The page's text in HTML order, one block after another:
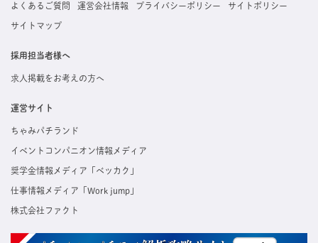
よくあるご質問 運営会社情報 プライバシーポリシー サイトポリシー
サイトマップ
採用担当者様へ
求人掲載をお考えの方へ
運営サイト
ちゃみパチランド
イベントコンパニオン情報メディア
奨学金情報メディア「ベッカク」
仕事情報メディア「Work jump」
株式会社ファクト